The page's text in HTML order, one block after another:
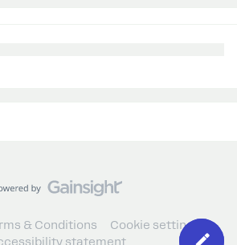
& Conditions
Cookie settings
statement